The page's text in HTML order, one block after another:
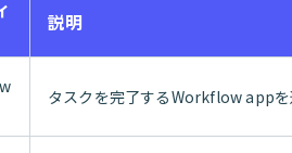
説明
タスクを完了するWorkflow appを